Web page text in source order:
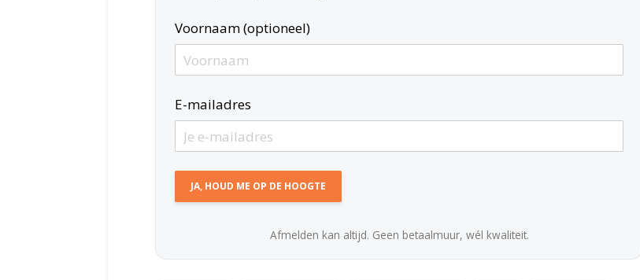
Voornaam (optioneel)
E-mailadres
Afmelden kan altijd. Geen betaalmuur, wél kwaliteit.